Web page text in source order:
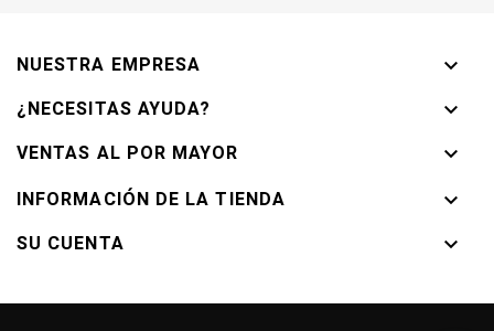
NUESTRA EMPRESA

¿NECESITAS AYUDA?

VENTAS AL POR MAYOR

INFORMACIÓN DE LA TIENDA

SU CUENTA
